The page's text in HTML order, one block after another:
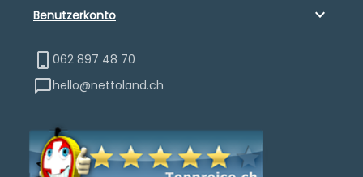
Benutzerkonto keyboard_arrow_down
062 897 48 70
hello@nettoland.ch